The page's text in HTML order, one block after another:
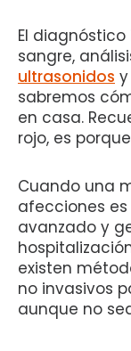
El
sangre,
ultrasonidos
sabremos
en casa.
rojo, es
Cuando una
afecciones
avanzado y
existen
no invasivos
aunque no